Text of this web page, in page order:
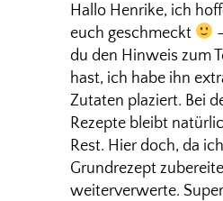
Hallo Henrike, ich
euch geschmeckt
du den Hinweis zum
hast, ich habe ihn
Zutaten plaziert. Bei
Rezepte bleibt
Rest. Hier doch, da
Grundrezept
weiterverwerte.